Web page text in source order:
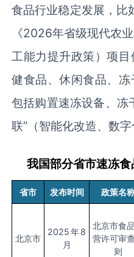
食品行业稳定发展，比
《2026年省级现代农
工能力提升政策）项
健食品、休闲食品、冻
包括购置速冻设备、冻
联”（智能化改造、数
我国部分省市速冻食
省市 发布时间 政策名
北京市
2025年8
月
北京市食
营许可审
则